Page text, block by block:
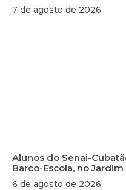
7 de agosto de 2026
Alunos do Senai-
Barco-Escola, no
6 de agosto de 2026